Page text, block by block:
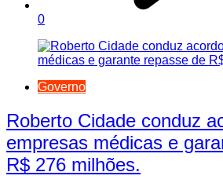
0
Governo
Roberto Cidade conduz
empresas médicas e
R$ 276 milhões.